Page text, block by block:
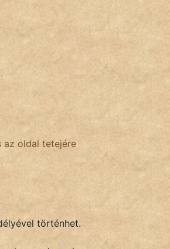
az oldal tetejére
történhet.